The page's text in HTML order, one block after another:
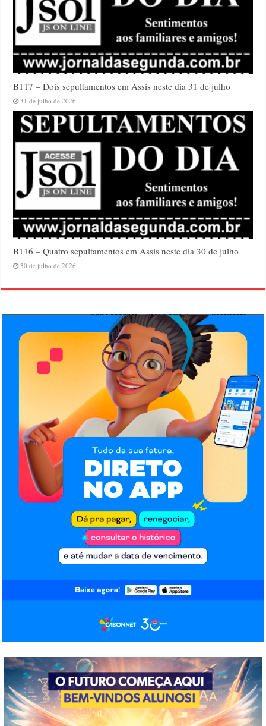
B117 – Dois sepultamentos em Assis neste dia 31 de julho
31 de julho de 2026
B116 – Quatro sepultamentos em Assis neste dia 30 de julho
30 de julho de 2026